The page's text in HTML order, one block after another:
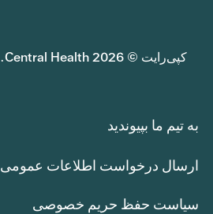
کپی‌رایت © 2026 Central Health. تمامی حقوق محفوظ است.
به تیم ما بپیوندید
ارسال درخواست اطلاعات عمومی
سیاست حفظ حریم خصوصی